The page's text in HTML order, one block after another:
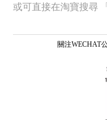
或可直接在淘寶搜尋
關注WECHAT